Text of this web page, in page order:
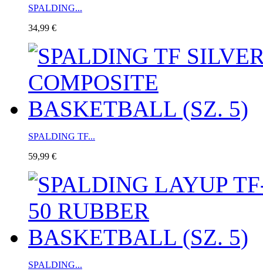
SPALDING...
34,99 €
SPALDING TF...
59,99 €
SPALDING...